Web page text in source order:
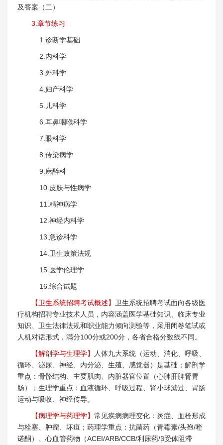
及答案（二）
3.章节练习
1.诊断学基础
2.内科学
3.外科学
4.妇产科学
5.儿科学
6.耳鼻咽喉科学
7.眼科学
8.传染病学
9.麻醉科
10.皮肤与性病学
11.精神病学
12.神经内科学
13.急诊科学
14.卫生政策法规
15.医学伦理学
16.综合试题
【卫生系统招聘考试概述】 卫生系统招聘考试面向各级医
疗机构招聘专业技术人员，内容涵盖医学基础知识、临床专业
知识、卫生法律法规和职业能力倾向测验等，采用闭卷笔试或
人机对话形式，满分100分或200分，各省合格分数线不同。
【解剖学与生理学】
人体九大系统（运动、消化、呼吸、
循环、泌尿、神经、内分泌、生殖、感觉器）是基础；解剖学
重点：骨骼结构、主要肌肉、内脏器官位置（心肺肝脾肾胃
肠）；生理学重点：血液循环、呼吸过程、肾小球滤过、胃肠
运动与吸收、神经传导。
【病理学与药理学】 常见疾病病理变化：炎症、血栓形成
与栓塞、肿瘤、坏疽；药理学重点：抗菌药（青霉素/头孢/喹
诺酮）、心血管药物（ACEI/ARB/CCB/利尿药/β受体阻滞